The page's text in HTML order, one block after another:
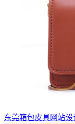
东莞箱包皮具网站